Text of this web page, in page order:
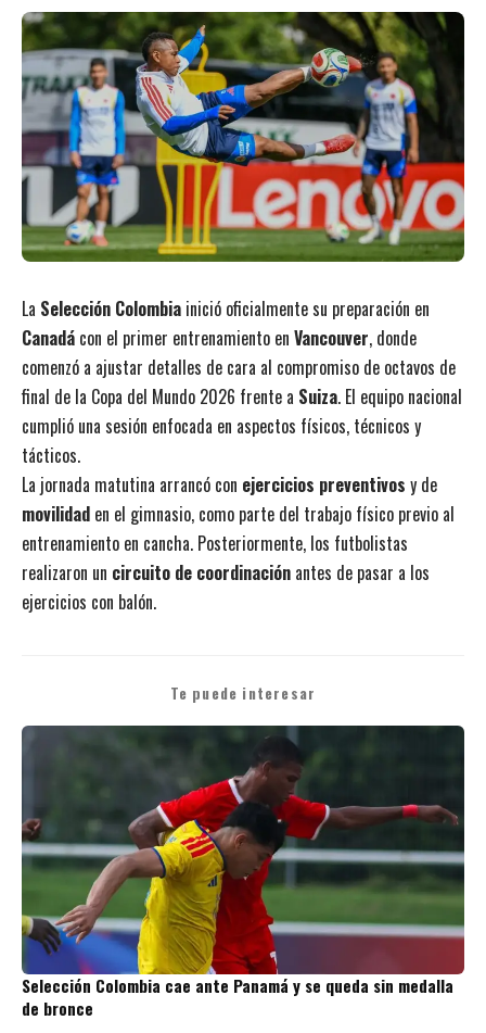
La Selección Colombia inició oficialmente su preparación en
Canadá con el primer entrenamiento en Vancouver, donde
comenzó a ajustar detalles de cara al compromiso de octavos de
final de la Copa del Mundo 2026 frente a Suiza. El equipo nacional
cumplió una sesión enfocada en aspectos físicos, técnicos y
tácticos.
La jornada matutina arrancó con ejercicios preventivos y de
movilidad en el gimnasio, como parte del trabajo físico previo al
entrenamiento en cancha. Posteriormente, los futbolistas
realizaron un circuito de coordinación antes de pasar a los
ejercicios con balón.
Te puede interesar
Selección Colombia cae ante Panamá y se queda sin medalla
de bronce